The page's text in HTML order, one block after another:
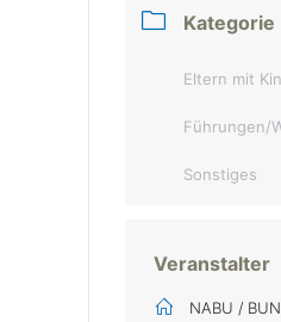
Kategorie
Eltern mit
Führungen/
Sonstiges
Veranstalter
NABU /